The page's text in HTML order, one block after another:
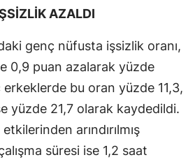
AZALDI
genç nüfusta işsizlik oranı,
0,9 puan azalarak yüzde
erkeklerde bu oran yüzde 11,3,
yüzde 21,7 olarak kaydedildi.
arındırılmış
süresi ise 1,2 saat